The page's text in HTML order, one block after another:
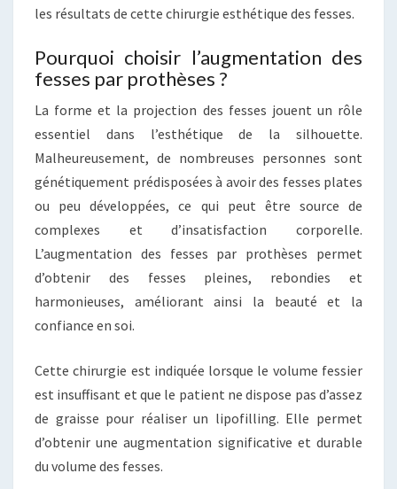
les résultats de cette chirurgie esthétique des fesses.
Pourquoi choisir l’augmentation des
fesses par prothèses ?
La forme et la projection des fesses jouent un rôle
essentiel dans l’esthétique de la silhouette.
Malheureusement, de nombreuses personnes sont
génétiquement prédisposées à avoir des fesses plates
ou peu développées, ce qui peut être source de
complexes et d’insatisfaction corporelle.
L’augmentation des fesses par prothèses permet
d’obtenir des fesses pleines, rebondies et
harmonieuses, améliorant ainsi la beauté et la
confiance en soi.
Cette chirurgie est indiquée lorsque le volume fessier
est insuffisant et que le patient ne dispose pas d’assez
de graisse pour réaliser un lipofilling. Elle permet
d’obtenir une augmentation significative et durable
du volume des fesses.